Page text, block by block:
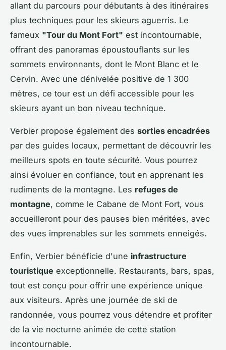
allant du parcours pour débutants à des itinéraires
plus techniques pour les skieurs aguerris. Le
fameux "Tour du Mont Fort" est incontournable,
offrant des panoramas époustouflants sur les
sommets environnants, dont le Mont Blanc et le
Cervin. Avec une dénivelée positive de 1 300
mètres, ce tour est un défi accessible pour les
skieurs ayant un bon niveau technique.
Verbier propose également des sorties encadrées
par des guides locaux, permettant de découvrir les
meilleurs spots en toute sécurité. Vous pourrez
ainsi évoluer en confiance, tout en apprenant les
rudiments de la montagne. Les refuges de
montagne, comme le Cabane de Mont Fort, vous
accueilleront pour des pauses bien méritées, avec
des vues imprenables sur les sommets enneigés.
Enfin, Verbier bénéficie d'une infrastructure
touristique exceptionnelle. Restaurants, bars, spas,
tout est conçu pour offrir une expérience unique
aux visiteurs. Après une journée de ski de
randonnée, vous pourrez vous détendre et profiter
de la vie nocturne animée de cette station
incontournable.